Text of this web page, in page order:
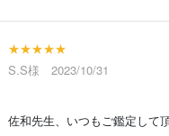
★★★★★
S.S様 2023/10/31
佐和先生、いつもご鑑定して